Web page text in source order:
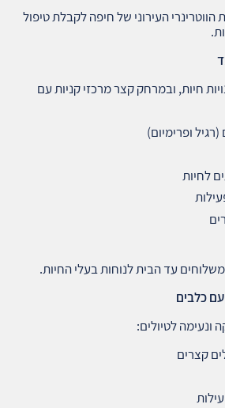
הווטרינרי העירוני של חיפה לקבלת טיפול
חיות, ובמרחק קצר מרכזי קניות עם
ופרימיום)
לחיות
עד הבית לנוחות בעלי החיות.
כלבים
ונעימה לטיולים:
קצרים